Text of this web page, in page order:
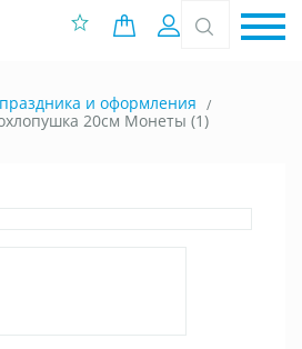
0 позиций
Вход
и оформления
20см Монеты (1)